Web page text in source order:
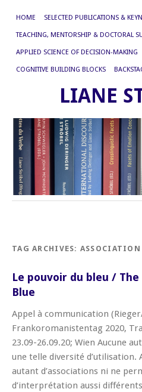
HOME SELECTED PUBLICATIONS &
TEACHING, MENTORSHIP & DOCTORAL
APPLIED SCIENCE OF DECISION-MAKING
COGNITIVE BUILDING BLOCKS
LIANE
TAG ARCHIVES: ASSOCIATION
Le pouvoir du bleu /
Blue
Appel à communication
Frankoromanistentag 2020,
23.09-26.09.20; Wien Aucune
une telle diversité d’utilisation.
autant d’associations ni ne
d’interprétation aussi